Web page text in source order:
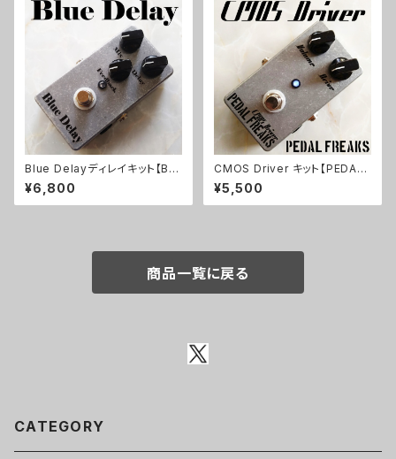
Blue Delayディレイキット【BA
SIC KIT】
¥6,800
CMOS Driver キット【PEDAL
FREAKS】
¥5,500
商品一覧に戻る
CATEGORY